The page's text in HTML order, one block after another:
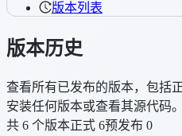
版本列表
版本历史
查看所有已发布的版本，包括
安装任何版本或查看其源代码。
共 6 个版本正式 6预发布 0